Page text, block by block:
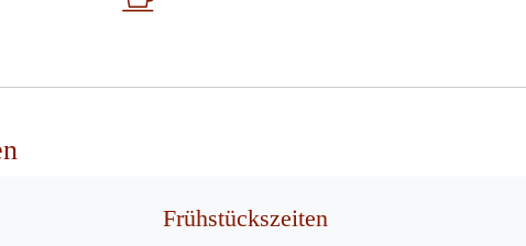
Frühstückszeiten